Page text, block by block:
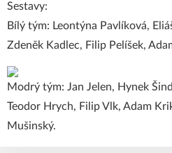
Sestavy:
Bílý tým: Leontýna Pavlíková,
Zdeněk Kadlec, Filip Pelíšek,
Modrý tým: Jan Jelen, Hynek
Teodor Hrych, Filip Vlk, Adam
Mušinský.